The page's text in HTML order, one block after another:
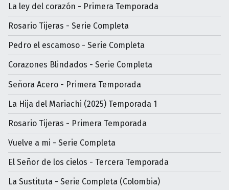
La ley del corazón - Primera Temporada
Rosario Tijeras - Serie Completa
Pedro el escamoso - Serie Completa
Corazones Blindados - Serie Completa
Señora Acero - Primera Temporada
La Hija del Mariachi (2025) Temporada 1
Rosario Tijeras - Primera Temporada
Vuelve a mi - Serie Completa
El Señor de los cielos - Tercera Temporada
La Sustituta - Serie Completa (Colombia)